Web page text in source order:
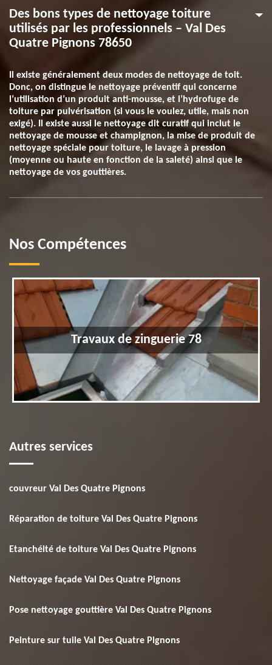
Des bons types de nettoyage toiture
utilisés par les professionnels – Val Des
Quatre Pignons 78650
Il existe généralement deux modes de nettoyage de toit.
Donc, on distingue le nettoyage préventif qui concerne
l’utilisation d’un produit anti-mousse, et l’hydrofuge de
toiture par pulvérisation (si vous le voulez, utile, mais non
exigé). Il existe aussi le nettoyage dit curatif qui inclut le
nettoyage de mousse et champignon, la mise de produit de
nettoyage spéciale pour toiture, le lavage à pression
(moyenne ou haute en fonction de la saleté) ainsi que le
nettoyage de vos gouttières.
Nos Compétences
Travaux de zinguerie 78
Autres services
couvreur Val Des Quatre Pignons
Réparation de toiture Val Des Quatre Pignons
Etanchéité de toiture Val Des Quatre Pignons
Nettoyage façade Val Des Quatre Pignons
Pose nettoyage gouttière Val Des Quatre Pignons
Peinture sur tuile Val Des Quatre Pignons